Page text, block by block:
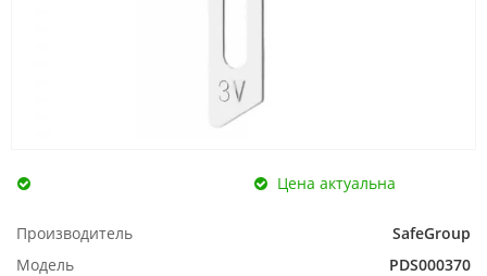
Цена актуальна
Производитель
SafeGroup
Модель
PDS000370